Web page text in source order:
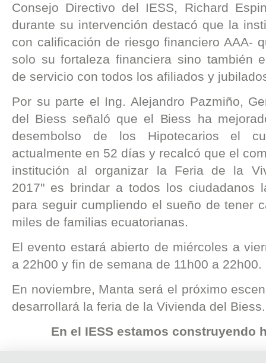
Consejo Directivo del IESS, Richard
durante su intervención destacó que la
con calificación de riesgo financiero AAA-
solo su fortaleza financiera sino también
de servicio con todos los afiliados y
Por su parte el Ing. Alejandro Pazmiño,
del Biess señaló que el Biess ha
desembolso de los Hipotecarios el
actualmente en 52 días y recalcó que el
institución al organizar la Feria de la
2017" es brindar a todos los ciudadanos
para seguir cumpliendo el sueño de tener
miles de familias ecuatorianas.
El evento estará abierto de miércoles a
a 22h00 y fin de semana de 11h00 a 22h00.
En noviembre, Manta será el próximo
desarrollará la feria de la Vivienda del Biess.
En el IESS estamos construyendo